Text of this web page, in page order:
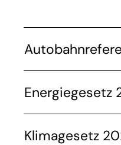
Energiegesetz
Klimagesetz